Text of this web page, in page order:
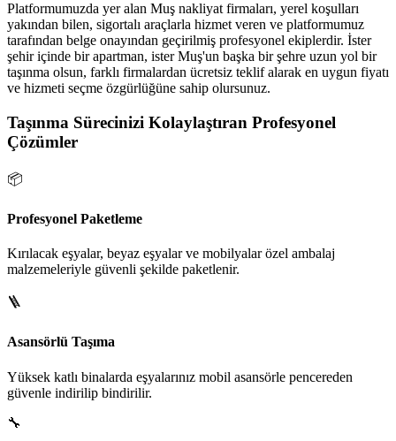
Platformumuzda yer alan Muş nakliyat firmaları, yerel koşulları
yakından bilen, sigortalı araçlarla hizmet veren ve platformumuz
tarafından belge onayından geçirilmiş profesyonel ekiplerdir. İster
şehir içinde bir apartman, ister Muş'un başka bir şehre uzun yol bir
taşınma olsun, farklı firmalardan ücretsiz teklif alarak en uygun fiyatı
ve hizmeti seçme özgürlüğüne sahip olursunuz.
Taşınma Sürecinizi Kolaylaştıran Profesyonel
Çözümler
📦
Profesyonel Paketleme
Kırılacak eşyalar, beyaz eşyalar ve mobilyalar özel ambalaj
malzemeleriyle güvenli şekilde paketlenir.
🪜
Asansörlü Taşıma
Yüksek katlı binalarda eşyalarınız mobil asansörle pencereden
güvenle indirilip bindirilir.
🔧